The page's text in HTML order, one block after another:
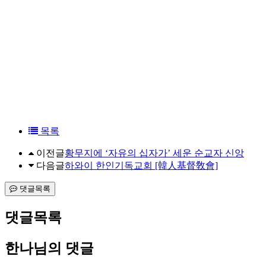
목록
이전글황무지에 ‘자유의 십자가’ 세운 순교자 신앙
다음글하와이 한인기독교회 [韓人基督敎會]
댓글목록
댓글목록
한나님의 댓글